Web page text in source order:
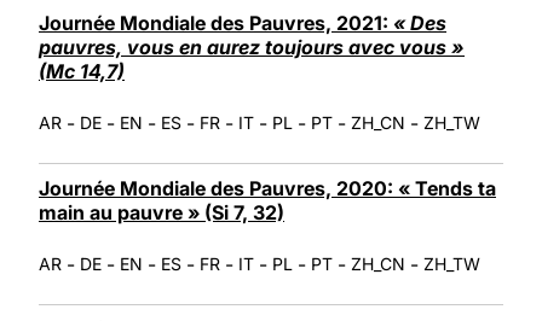
Journée Mondiale des Pauvres, 2021: « Des
pauvres, vous en aurez toujours avec vous »
(Mc 14,7)
AR - DE - EN - ES - FR - IT - PL - PT - ZH_CN - ZH_TW
Journée Mondiale des Pauvres, 2020: « Tends ta
main au pauvre » (Si 7, 32)
AR - DE - EN - ES - FR - IT - PL - PT - ZH_CN - ZH_TW